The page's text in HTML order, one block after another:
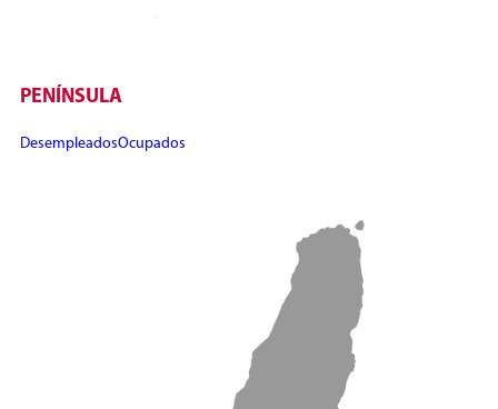
PENÍNSULA
DesempleadosOcupados